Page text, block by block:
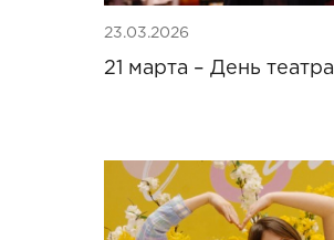
23.03.2026
21 марта – День театра